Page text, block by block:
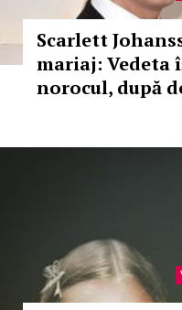
Scarlett
mariaj: Vedeta
norocul, după